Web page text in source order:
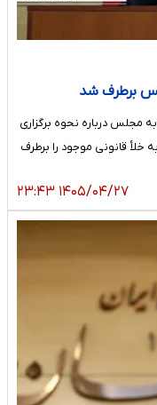
برطرف شد
مجلس درباره نحوه برگزاری
خلأ قانونی موجود را برطرف
۱۴۰۵/۰۴/۲۷ ۲۳:۴۳